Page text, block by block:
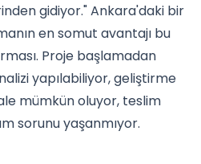
gidiyor." Ankara'daki bir
en somut avantajı bu
Proje başlamadan
yapılabiliyor, geliştirme
mümkün oluyor, teslim
sorunu yaşanmıyor.